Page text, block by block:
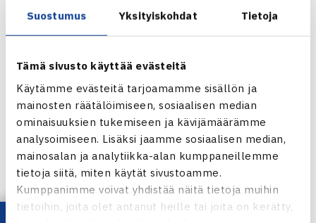
Suostumus Yksityiskohdat Tietoja
Tämä sivusto käyttää evästeitä
Käytämme evästeitä tarjoamamme sisällön ja
mainosten räätälöimiseen, sosiaalisen median
ominaisuuksien tukemiseen ja kävijämäärämme
analysoimiseen. Lisäksi jaamme sosiaalisen median,
mainosalan ja analytiikka-alan kumppaneillemme
tietoja siitä, miten käytät sivustoamme.
Kumppanimme voivat yhdistää näitä tietoja muihin
tietoihin, joita olet antanut heille tai joita on kerätty,
Sunnuntaina saatiin ratkaistua jo nelinpelien Suomen
mestarit.
Tyttöjen nelinpelifinaali
[2] Sofia Holopainen, OVS/Saskia Soome, PTT – [1] Serena
Hatakka, Smash/Catarina Ranta, HVS 6-3, 6-7, 10-8
Poikien nelinpelifinaali